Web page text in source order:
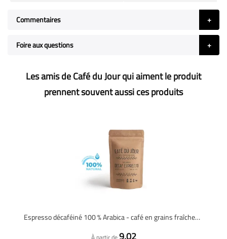
Commentaires
Foire aux questions
Les amis de Café du Jour qui aiment le produit
prennent souvent aussi ces produits
Espresso décaféiné 100 % Arabica - café en grains fraîchement torréfié
9,02